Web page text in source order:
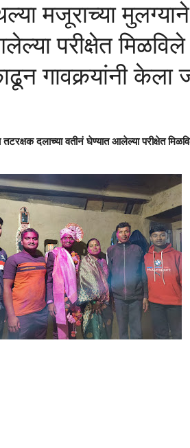
मजूराच्या
परीक्षेत
गावकर्‍यांनी केला
दलाच्या वतीनं घेण्यात आलेल्या परीक्षेत